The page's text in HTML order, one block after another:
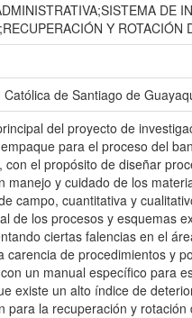
DE
Y ROTACIÓN
Católica de Santiago de
del proyecto de
para el proceso del
con el propósito de diseñar
manejo y cuidado de los
campo, cuantitativa y
de los procesos y esquemas
ciertas falencias en el
carencia de procedimientos y
un manual específico para
existe un alto índice de
para la recuperación y